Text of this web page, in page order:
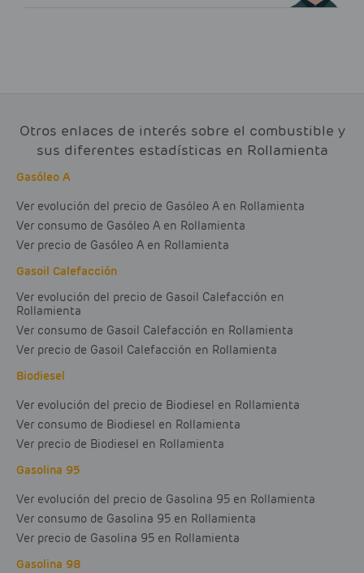
Otros enlaces de interés sobre el combustible y
sus diferentes estadísticas en Rollamienta
Gasóleo A
Ver evolución del precio de Gasóleo A en Rollamienta
Ver consumo de Gasóleo A en Rollamienta
Ver precio de Gasóleo A en Rollamienta
Gasoil Calefacción
Ver evolución del precio de Gasoil Calefacción en
Rollamienta
Ver consumo de Gasoil Calefacción en Rollamienta
Ver precio de Gasoil Calefacción en Rollamienta
Biodiesel
Ver evolución del precio de Biodiesel en Rollamienta
Ver consumo de Biodiesel en Rollamienta
Ver precio de Biodiesel en Rollamienta
Gasolina 95
Ver evolución del precio de Gasolina 95 en Rollamienta
Ver consumo de Gasolina 95 en Rollamienta
Ver precio de Gasolina 95 en Rollamienta
Gasolina 98